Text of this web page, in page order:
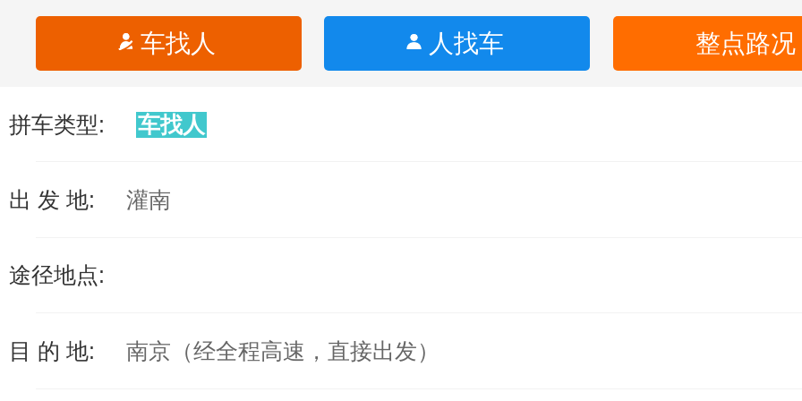
车找人 人找车 整点路况
拼车类型: 车找人
出 发 地: 灌南
途径地点:
目 的 地: 南京（经全程高速，直接出发）